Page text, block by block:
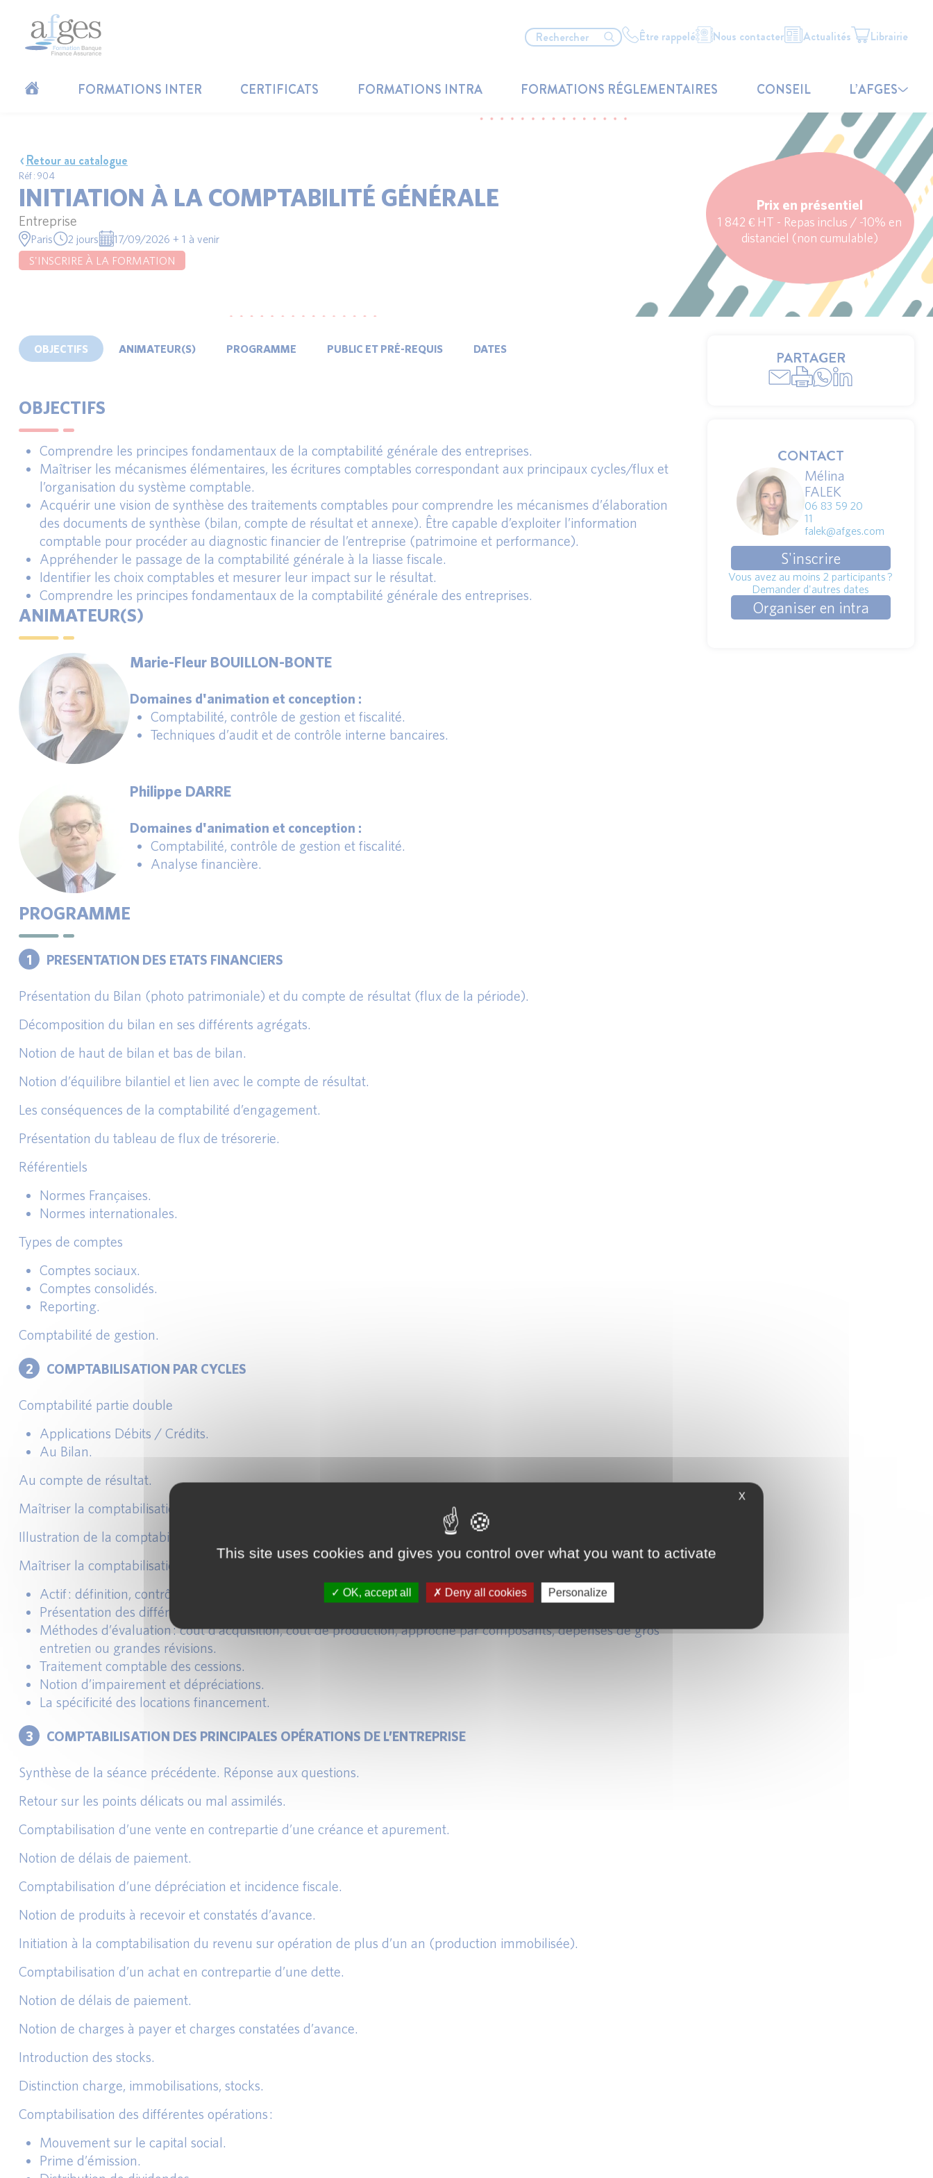
Être rappelé Nous contacter Actualités Librairie
FORMATIONS INTER CERTIFICATS FORMATIONS INTRA FORMATIONS RÉGLEMENTAIRES CONSEIL L’AFGES
Retour au catalogue
Réf : 904
INITIATION À LA COMPTABILITÉ GÉNÉRALE
Entreprise
Paris 2 jours
17/09/2026 + 1 à venir
S'INSCRIRE À LA FORMATION
Prix en présentiel
1 842 € HT - Repas inclus / -10% en
distanciel (non cumulable)
OBJECTIFS ANIMATEUR(S) PROGRAMME PUBLIC ET PRÉ-REQUIS DATES
OBJECTIFS
Comprendre les principes fondamentaux de la comptabilité générale des entreprises.
Maîtriser les mécanismes élémentaires, les écritures comptables correspondant aux principaux cycles/flux et
l’organisation du système comptable.
Acquérir une vision de synthèse des traitements comptables pour comprendre les mécanismes d’élaboration
des documents de synthèse (bilan, compte de résultat et annexe). Être capable d’exploiter l’information
comptable pour procéder au diagnostic financier de l’entreprise (patrimoine et performance).
Appréhender le passage de la comptabilité générale à la liasse fiscale.
Identifier les choix comptables et mesurer leur impact sur le résultat.
Comprendre les principes fondamentaux de la comptabilité générale des entreprises.
ANIMATEUR(S)
Marie-Fleur BOUILLON-BONTE
Domaines d'animation et conception :
Comptabilité, contrôle de gestion et fiscalité.
Techniques d’audit et de contrôle interne bancaires.
Philippe DARRE
Domaines d'animation et conception :
Comptabilité, contrôle de gestion et fiscalité.
Analyse financière.
PROGRAMME
1 PRESENTATION DES ETATS FINANCIERS
Présentation du Bilan (photo patrimoniale) et du compte de résultat (flux de la période).
Décomposition du bilan en ses différents agrégats.
Notion de haut de bilan et bas de bilan.
Notion d’équilibre bilantiel et lien avec le compte de résultat.
Les conséquences de la comptabilité d’engagement.
Présentation du tableau de flux de trésorerie.
Référentiels
Normes Françaises.
Normes internationales.
Types de comptes
Comptes sociaux.
Comptes consolidés.
Reporting.
Comptabilité de gestion.
2 COMPTABILISATION PAR CYCLES
Comptabilité partie double
Applications Débits / Crédits.
Au Bilan.
Au compte de résultat.
Maîtriser la comptabilisation de la trésorerie (disponibles, prêts, emprunts) au bilan et compte de résultat.
Illustration de la comptabilité d’engagement via comptabilisation des intérêts courus.
Maîtriser la comptabilisation des immobilisations incorporelles et corporelles :
Actif : définition, contrôle, notion d’avantages économiques futurs.
Présentation des différents types d’immobilisations.
Méthodes d’évaluation : coût d’acquisition, coût de production, approche par composants, dépenses de gros
entretien ou grandes révisions.
Traitement comptable des cessions.
Notion d’impairement et dépréciations.
La spécificité des locations financement.
3 COMPTABILISATION DES PRINCIPALES OPÉRATIONS DE L’ENTREPRISE
Synthèse de la séance précédente. Réponse aux questions.
Retour sur les points délicats ou mal assimilés.
Comptabilisation d’une vente en contrepartie d’une créance et apurement.
Notion de délais de paiement.
Comptabilisation d’une dépréciation et incidence fiscale.
Notion de produits à recevoir et constatés d’avance.
Initiation à la comptabilisation du revenu sur opération de plus d’un an (production immobilisée).
Comptabilisation d’un achat en contrepartie d’une dette.
Notion de délais de paiement.
Notion de charges à payer et charges constatées d’avance.
Introduction des stocks.
Distinction charge, immobilisations, stocks.
Comptabilisation des différentes opérations :
Mouvement sur le capital social.
Prime d’émission.
PARTAGER
CONTACT
Mélina
FALEK
06 83 59 20
11
falek@afges.com
S'inscrire
Vous avez au moins 2 participants ?
Demander d'autres dates
Organiser en intra
X
This site uses cookies and gives you control over what you want to activate
OK, accept all Deny all cookies Personalize